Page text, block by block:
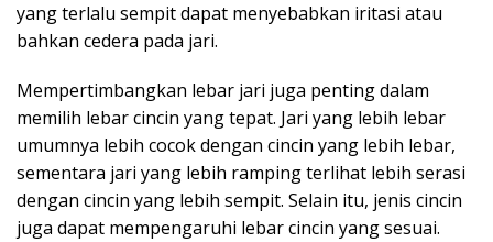
yang terlalu sempit dapat menyebabkan iritasi atau
bahkan cedera pada jari.
Mempertimbangkan lebar jari juga penting dalam
memilih lebar cincin yang tepat. Jari yang lebih lebar
umumnya lebih cocok dengan cincin yang lebih lebar,
sementara jari yang lebih ramping terlihat lebih serasi
dengan cincin yang lebih sempit. Selain itu, jenis cincin
juga dapat mempengaruhi lebar cincin yang sesuai.